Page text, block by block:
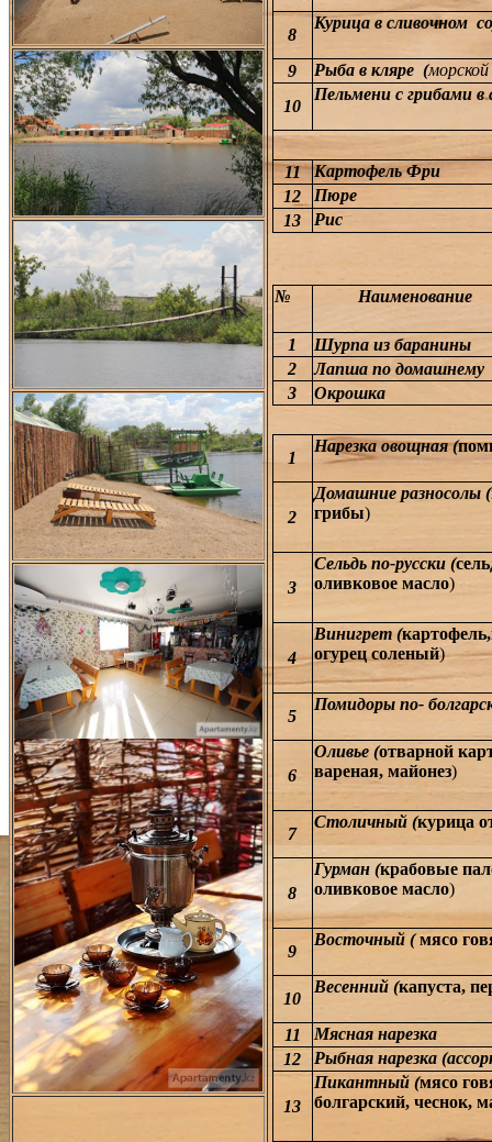
8
Курица в сливочном
9 Рыба в кляре (
10
Пельмени с грибами в
11
Картофель Фри
12
Пюре
13
Рис
№ Наименование
1
Шурпа из баранины
2
Лапша по домашнему
3
Окрошка
1
Нарезка овощная (
2
Домашние разносолы (
грибы)
3
Сельдь по-русски (
оливковое масло)
4
Винигрет (
огурец соленый)
5
Помидоры по-
6
Оливье (отварной
вареная, майонез)
7
Столичный (курица
8
Гурман (крабовые
оливковое масло)
9
Восточный (мясо
10
Весенний (капуста,
11
Мясная нарезка
12
Рыбная нарезка
13
Пикантный (мясо
болгарский, чеснок,